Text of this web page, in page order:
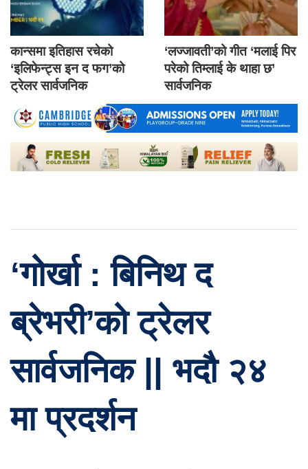
कान्समा इतिहास रचेको
‘इलिफेन्ट्स इन द फग’को
ट्रेलर सार्वजनिक
‘लज्जावती’को गीत ‘मलाई पिर
परेको तिम्लाई के थाहा छ’
सार्वजनिक
‘गोर्खा : बिनिथ द
ब्रेभरी’को ट्रेलर
सार्वजनिक || भदौ २४
मा प्रदर्शन